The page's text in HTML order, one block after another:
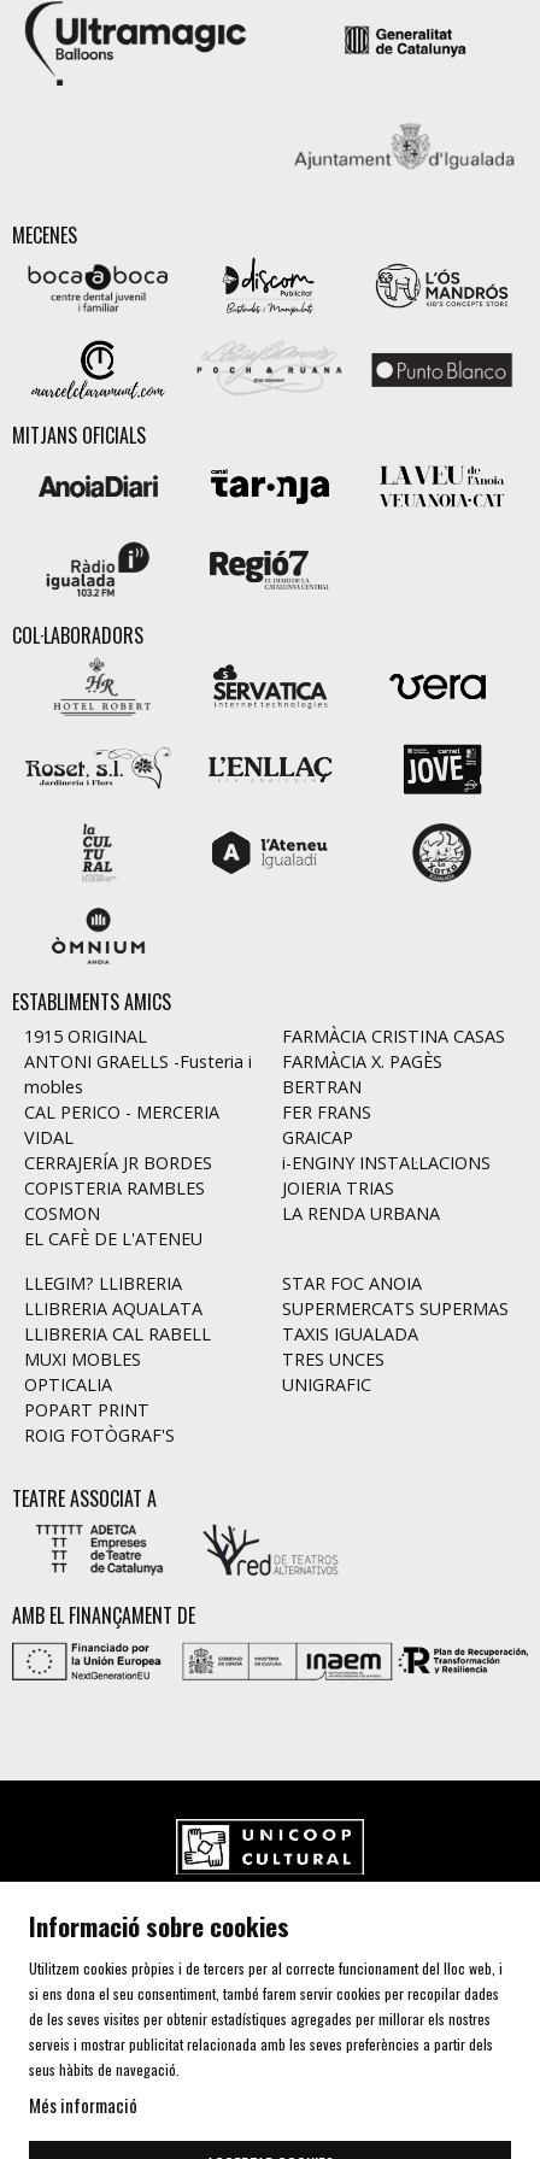
MECENES
MITJANS OFICIALS
COL·LABORADORS
ESTABLIMENTS AMICS
1915 ORIGINAL
ANTONI GRAELLS -Fusteria i
mobles
CAL PERICO - MERCERIA
VIDAL
CERRAJERÍA JR BORDES
COPISTERIA RAMBLES
COSMON
EL CAFÈ DE L'ATENEU
FARMÀCIA CRISTINA CASAS
FARMÀCIA X. PAGÈS
BERTRAN
FER FRANS
GRAICAP
i-ENGINY INSTAL·LACIONS
JOIERIA TRIAS
LA RENDA URBANA
LLEGIM? LLIBRERIA
LLIBRERIA AQUALATA
LLIBRERIA CAL RABELL
MUXI MOBLES
OPTICALIA
POPART PRINT
ROIG FOTÒGRAF'S
STAR FOC ANOIA
SUPERMERCATS SUPERMAS
TAXIS IGUALADA
TRES UNCES
UNIGRAFIC
TEATRE ASSOCIAT A
AMB EL FINANÇAMENT DE
Carrer de l'Aurora, 80 (Plaça de Cal Font)
Telf. 93 805 00 75
AVÍS LEGAL I POLÍTICA DE PRIVACITAT
Informació sobre cookies
Utilitzem cookies pròpies i de tercers per al correcte funcionament del lloc web, i
si ens dona el seu consentiment, també farem servir cookies per recopilar dades
de les seves visites per obtenir estadístiques agregades per millorar els nostres
serveis i mostrar publicitat relacionada amb les seves preferències a partir dels
seus hàbits de navegació.
Més informació